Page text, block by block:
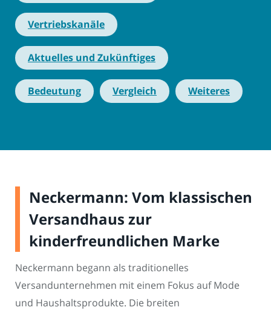
Vertriebskanäle
Aktuelles und Zukünftiges
Bedeutung Vergleich Weiteres
Neckermann: Vom klassischen
Versandhaus zur
kinderfreundlichen Marke
Neckermann begann als traditionelles
Versandunternehmen mit einem Fokus auf Mode
und Haushaltsprodukte. Die breiten